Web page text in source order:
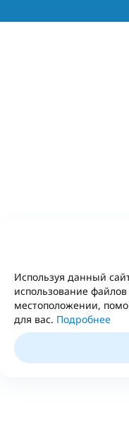
Используя данный
использование
местоположении,
для вас. Подробнее